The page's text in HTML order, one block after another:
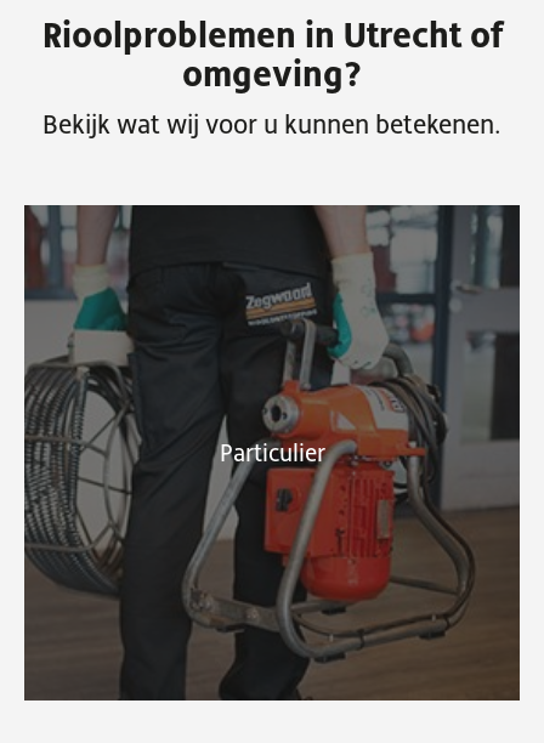
Rioolproblemen in Utrecht of
omgeving?
Bekijk wat wij voor u kunnen betekenen.
Particulier